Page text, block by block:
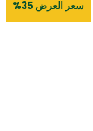
سعر العرض 35%